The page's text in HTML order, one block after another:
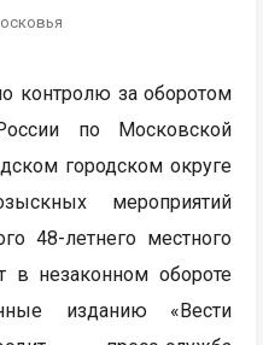
контролю за оборотом
по Московской
городском округе
мероприятий
48-летнего местного
в незаконном обороте
изданию «Вести